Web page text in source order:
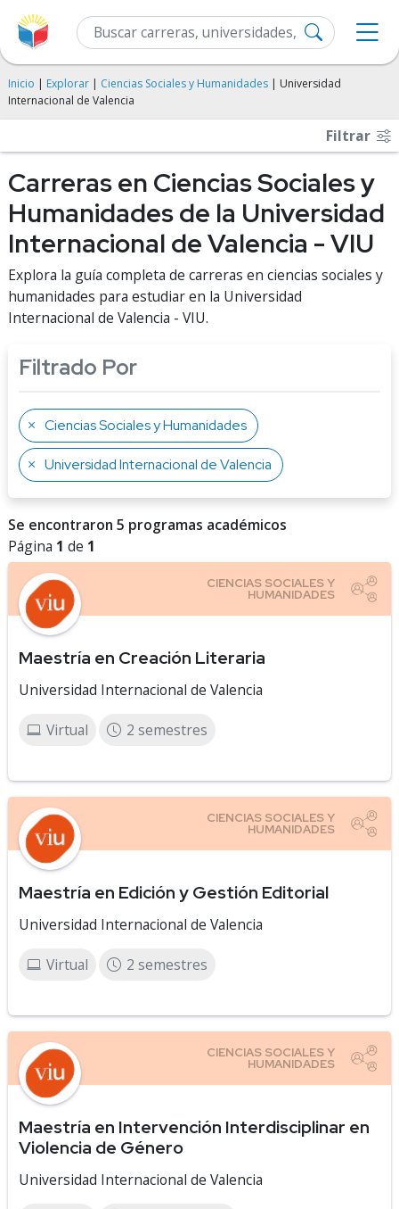
Inicio | Explorar | Ciencias Sociales y Humanidades | Universidad
Internacional de Valencia
Filtrar
Carreras en Ciencias Sociales y
Humanidades de la Universidad
Internacional de Valencia - VIU
Explora la guía completa de carreras en ciencias sociales y
humanidades para estudiar en la Universidad
Internacional de Valencia - VIU.
Filtrado Por
Ciencias Sociales y Humanidades
Universidad Internacional de Valencia
Se encontraron 5 programas académicos
Página 1 de 1
Maestría en Creación Literaria
Universidad Internacional de Valencia
Virtual 2 semestres
Maestría en Edición y Gestión Editorial
Universidad Internacional de Valencia
Virtual 2 semestres
Maestría en Intervención Interdisciplinar en
Violencia de Género
Universidad Internacional de Valencia